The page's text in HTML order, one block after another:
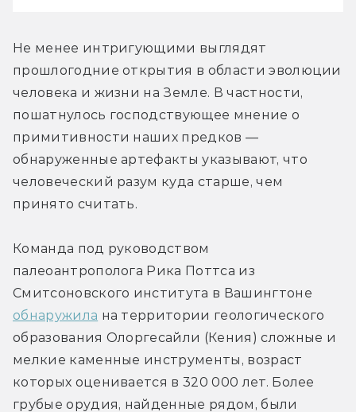
Не менее интригующими выглядят
прошлогодние открытия в области эволюции
человека и жизни на Земле. В частности,
пошатнулось господствующее мнение о
примитивности наших предков —
обнаруженные артефакты указывают, что
человеческий разум куда старше, чем
принято считать.
Команда под руководством
палеоантрополога Рика Поттса из
обнаружила на территории геологического
образования Олоргесайли (Кения) сложные и
мелкие каменные инструменты, возраст
которых оценивается в 320 000 лет. Более
грубые орудия, найденные рядом, были